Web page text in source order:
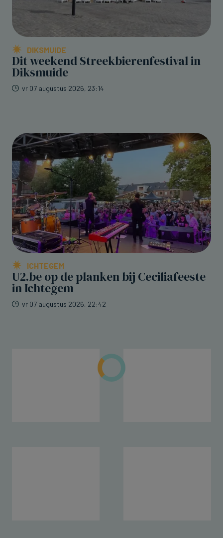
DIKSMUIDE
Dit weekend Streekbierenfestival in
Diksmuide
vr 07 augustus 2026, 23:14
ICHTEGEM
U2.be op de planken bij Ceciliafeeste
in Ichtegem
vr 07 augustus 2026, 22:42